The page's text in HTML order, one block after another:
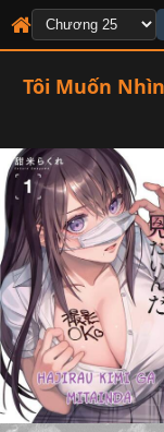
Tôi Muốn